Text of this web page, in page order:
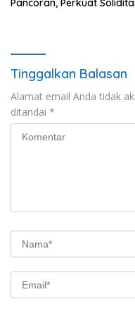
Pancoran, Perkuat
Tinggalkan Balasan
Alamat email Anda tidak
ditandai *